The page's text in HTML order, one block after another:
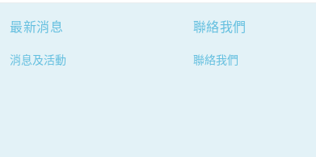
最新消息
消息及活動
聯絡我們
聯絡我們